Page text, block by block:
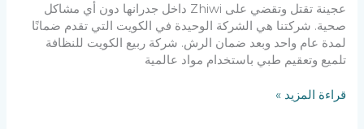
عجينة تقتل وتقضي على Zhiwi داخل جدرانها دون أي مشاكل
صحية. شركتنا هي الشركة الوحيدة في الكويت التي تقدم ضمانًا
لمدة عام واحد وبعد ضمان الرش. شركة ربيع الكويت للنظافة
تلميع وتعقيم طبي باستخدام مواد عالمية
مكافحة
قراءة المزيد »